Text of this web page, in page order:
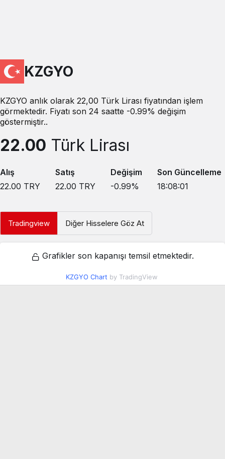
KZGYO
KZGYO anlık olarak 22,00 Türk Lirası fiyatından işlem
görmektedir. Fiyatı son 24 saatte -0.99% değişim
göstermiştir..
22.00 Türk Lirası
Alış
22.00 TRY
Satış
22.00 TRY
Değişim
-0.99%
Son Güncelleme
18:08:01
Tradingview Diğer Hisselere Göz At
Grafikler son kapanışı temsil etmektedir.
KZGYO Chart by TradingView